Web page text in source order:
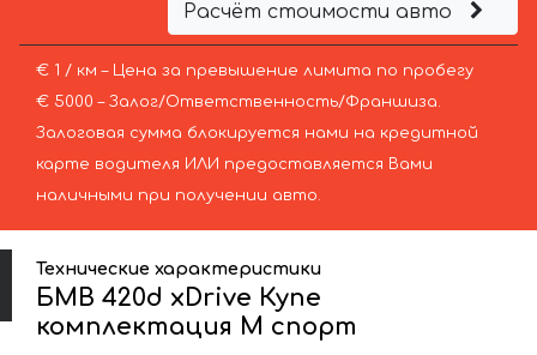
Расчёт стоимости авто
€ 1 / км – Цена за превышение лимита по пробегу
€ 5000 – Залог/Ответственность/Франшиза.
Залоговая сумма блокируется нами на кредитной
карте водителя ИЛИ предоставляется Вами
наличными при получении авто.
Технические характеристики
БМВ 420d xDrive Купе
комплектация М спорт